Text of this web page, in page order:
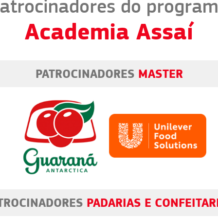
do
Academia Assaí
PATROCINADORES MASTER
PATROCINADORES RESTAURANTES